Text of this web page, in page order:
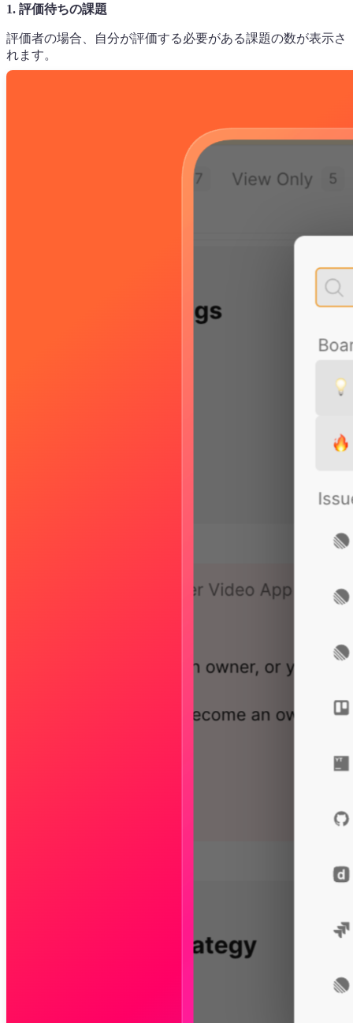
1. 評価待ちの課題
評価者の場合、自分が評価する必要がある課題の数が表示さ
れます。